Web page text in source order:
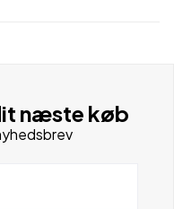
næste køb